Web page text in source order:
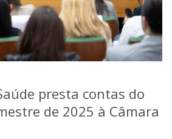
presta contas do
de 2025 à Câmara